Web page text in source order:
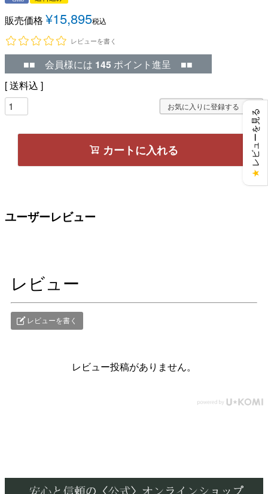
販売価格 ¥15,895税込
レビューを書く
■■ 会員様には 145 ポイント進呈 ■■
送料込
お気に入りに登録する
カートに入れる
ユーザーレビュー
レビュー
レビューを書く
レビュー投稿がありません。
★
レビューを見る